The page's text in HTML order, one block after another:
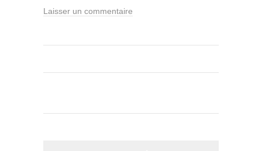
Laisser un commentaire